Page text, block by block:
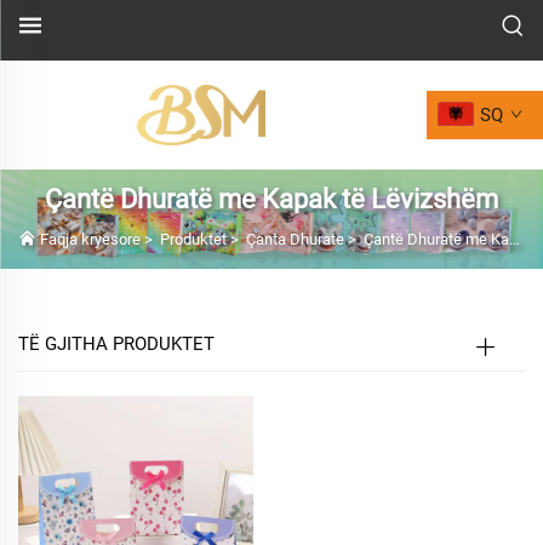
SQ
Çantë Dhuratë me Kapak të Lëvizshëm
Faqja kryesore>Produktet>Çanta Dhurate>Çantë Dhuratë me Kapak të Lëvizshëm
TË GJITHA PRODUKTET